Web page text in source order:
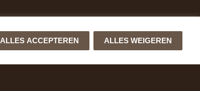
ALLES ACCEPTEREN ALLES WEIGEREN